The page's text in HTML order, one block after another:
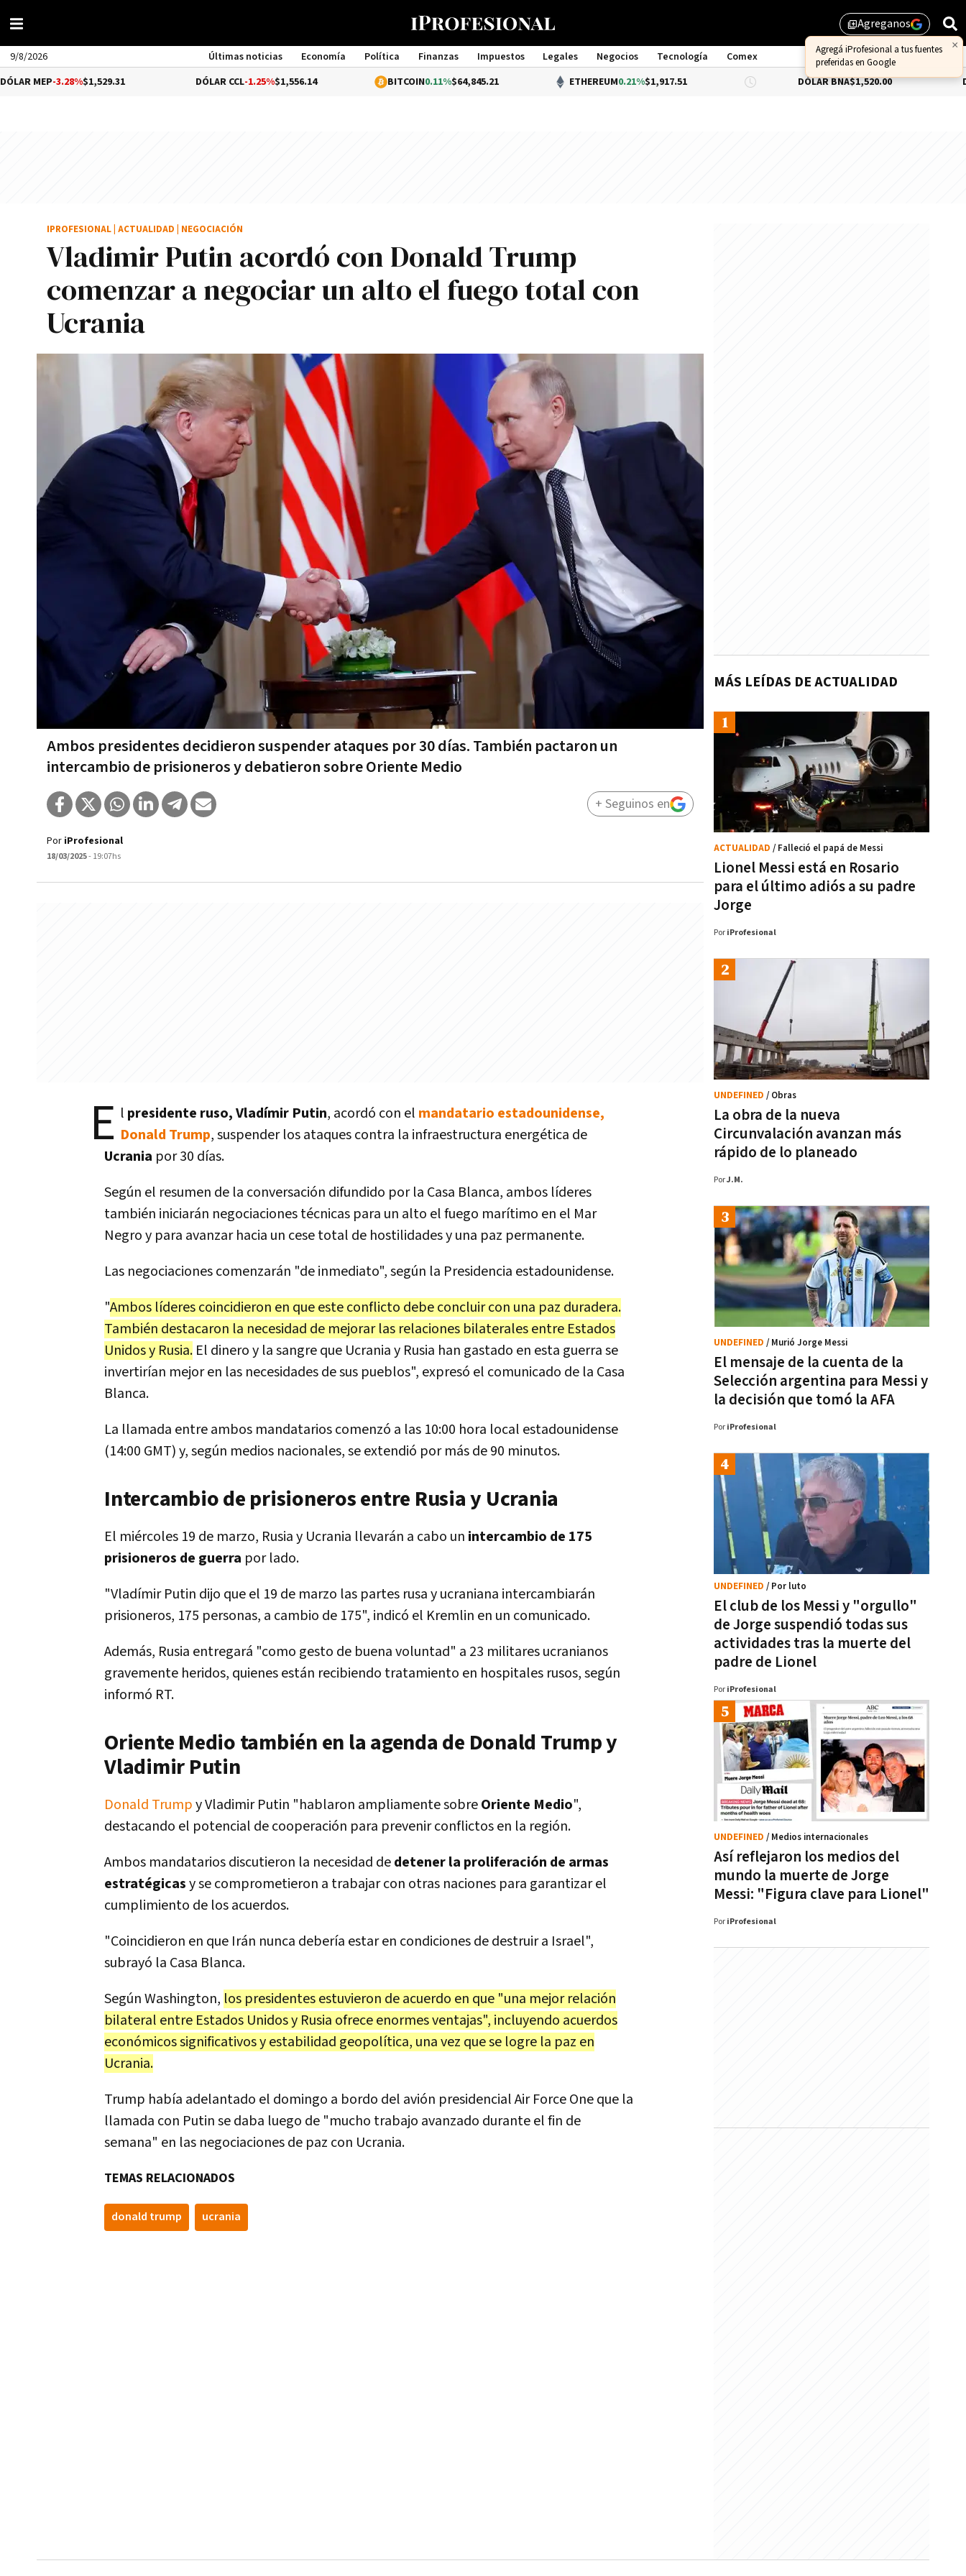
library_addAgreganos
×
Agregá iProfesional a tus fuentes
preferidas en Google
9/8/2026 Últimas noticias Economía Política Finanzas Impuestos Legales Negocios Tecnología
Comex
Management
-3.28% $1,529.31 -1.25%$1,556.14 0.11%$64,845.21 ETHEREUM 0.21%$1,917.51 DÓLAR BNA$1,520.00 DÓLAR
Vladimir Putin acordó con Donald Trump
comenzar a negociar un alto el fuego total con
Ucrania
Ambos presidentes decidieron suspender ataques por 30 días. También pactaron un
intercambio de prisioneros y debatieron sobre Oriente Medio
IPROFESIONAL ACTUALIDAD NEGOCIACIÓN
Por iProfesional
18/03/2025- 19:07hs
+ Seguinos en
E l presidente ruso, Vladímir Putin, acordó con el mandatario estadounidense,
Donald Trump, suspender los ataques contra la infraestructura energética de
Ucrania por 30 días.
Según el resumen de la conversación difundido por la Casa Blanca, ambos líderes
también iniciarán negociaciones técnicas para un alto el fuego marítimo en el Mar
Negro y para avanzar hacia un cese total de hostilidades y una paz permanente.
Las negociaciones comenzarán "de inmediato", según la Presidencia estadounidense.
"Ambos líderes coincidieron en que este conflicto debe concluir con una paz duradera.
También destacaron la necesidad de mejorar las relaciones bilaterales entre Estados
Unidos y Rusia. El dinero y la sangre que Ucrania y Rusia han gastado en esta guerra se
invertirían mejor en las necesidades de sus pueblos", expresó el comunicado de la Casa
Blanca.
La llamada entre ambos mandatarios comenzó a las 10:00 hora local estadounidense
(14:00 GMT) y, según medios nacionales, se extendió por más de 90 minutos.
Intercambio de prisioneros entre Rusia y Ucrania
El miércoles 19 de marzo, Rusia y Ucrania llevarán a cabo un intercambio de 175
prisioneros de guerra por lado.
"Vladímir Putin dijo que el 19 de marzo las partes rusa y ucraniana intercambiarán
prisioneros, 175 personas, a cambio de 175", indicó el Kremlin en un comunicado.
Además, Rusia entregará "como gesto de buena voluntad" a 23 militares ucranianos
gravemente heridos, quienes están recibiendo tratamiento en hospitales rusos, según
informó RT.
Oriente Medio también en la agenda de Donald Trump y
Vladimir Putin
Donald Trumpy Vladimir Putin "hablaron ampliamente sobreOriente Medio",
destacando el potencial de cooperación para prevenir conflictos en la región.
Ambos mandatarios discutieron la necesidad dedetener la proliferación de armas
estratégicasy se comprometieron a trabajar con otras naciones para garantizar el
cumplimiento de los acuerdos.
"Coincidieron en que Irán nunca debería estar en condiciones de destruir a Israel",
subrayó la Casa Blanca.
Según Washington, los presidentes estuvieron de acuerdo en que "una mejor relación
bilateral entre Estados Unidos y Rusia ofrece enormes ventajas", incluyendo acuerdos
económicos significativos y estabilidad geopolítica, una vez que se logre la paz en
Ucrania.
Trump había adelantado el domingo a bordo del avión presidencial Air Force One que la
llamada con Putin se daba luego de "mucho trabajo avanzado durante el fin de
semana" en las negociaciones de paz con Ucrania.
TEMAS RELACIONADOS
donald trump ucrania
MÁS LEÍDAS DE ACTUALIDAD
Lionel Messi está en Rosario
para el último adiós a su padre
Jorge
ACTUALIDAD / Falleció el papá de Messi
Por iProfesional
La obra de la nueva
Circunvalación avanzan más
rápido de lo planeado
UNDEFINED / Obras
PorJ.M.
El mensaje de la cuenta de la
Selección argentina para Messi y
la decisión que tomó la AFA
UNDEFINED / Murió Jorge Messi
Por iProfesional
El club de los Messi y "orgullo"
de Jorge suspendió todas sus
actividades tras la muerte del
padre de Lionel
UNDEFINED / Por luto
Por iProfesional
Así reflejaron los medios del
mundo la muerte de Jorge
Messi: "Figura clave para Lionel"
UNDEFINED / Medios internacionales
Por iProfesional